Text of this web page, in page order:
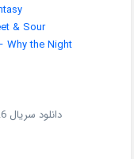
& Sour
Why the Night
دانلود سریال